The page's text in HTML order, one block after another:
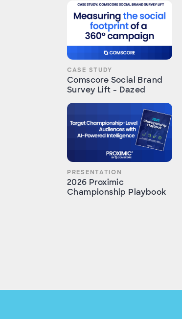
CASE STUDY
Comscore Social Brand
Survey Lift - Dazed
PRESENTATION
2026 Proximic
Championship Playbook